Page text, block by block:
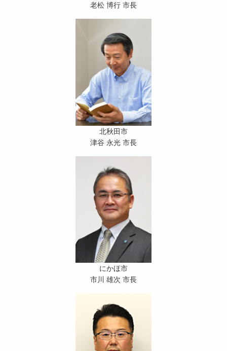
老松 博行 市長
北秋田市
津谷 永光 市長
にかほ市
市川 雄次 市長